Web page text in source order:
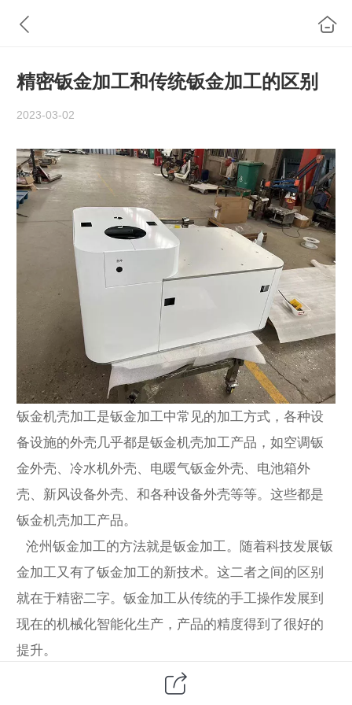
精密钣金加工和传统钣金加工的区别
2023-03-02
钣金机壳加工是钣金加工中常见的加工方式，各种设
备设施的外壳几乎都是钣金机壳加工产品，如空调钣
金外壳、冷水机外壳、电暖气钣金外壳、电池箱外
壳、新风设备外壳、和各种设备外壳等等。这些都是
钣金机壳加工产品。
沧州钣金加工的方法就是钣金加工。随着科技发展钣
金加工又有了钣金加工的新技术。这二者之间的区别
就在于精密二字。钣金加工从传统的手工操作发展到
现在的机械化智能化生产，产品的精度得到了很好的
提升。
钣金加工和钣金加工主要有以下几种的不同：